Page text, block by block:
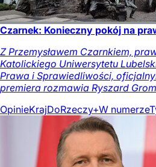
Czarnek: Konieczny pokój na
Z Przemysławem Czarnkiem,
Katolickiego Uniwersytetu
Prawa i Sprawiedliwości,
premiera rozmawia Ryszard
OpinieKrajDoRzeczy+W numerze